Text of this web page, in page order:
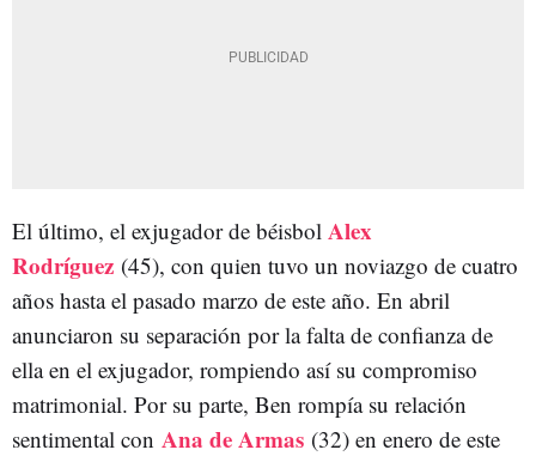
El último, el exjugador de béisbol Alex
Rodríguez (45), con quien tuvo un noviazgo de cuatro
años hasta el pasado marzo de este año. En abril
anunciaron su separación por la falta de confianza de
ella en el exjugador, rompiendo así su compromiso
matrimonial. Por su parte, Ben rompía su relación
sentimental con Ana de Armas (32) en enero de este